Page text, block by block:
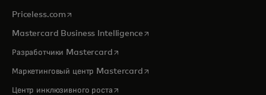
Priceless.com opens in a new tab
Mastercard Business Intelligenceopens in a new tab
Разработчики Mastercardopens in a new tab
Маркетинговый центр Mastercardopens in a new tab
Центр инклюзивного ростаopens in a new tab